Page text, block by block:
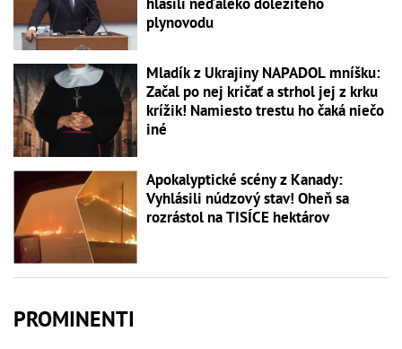
plynovodu
Mladík z Ukrajiny NAPADOL mníšku:
Začal po nej kričať a strhol jej z krku
krížik! Namiesto trestu ho čaká niečo
iné
Apokalyptické scény z Kanady:
Vyhlásili núdzový stav! Oheň sa
rozrástol na TISÍCE hektárov
PROMINENTI